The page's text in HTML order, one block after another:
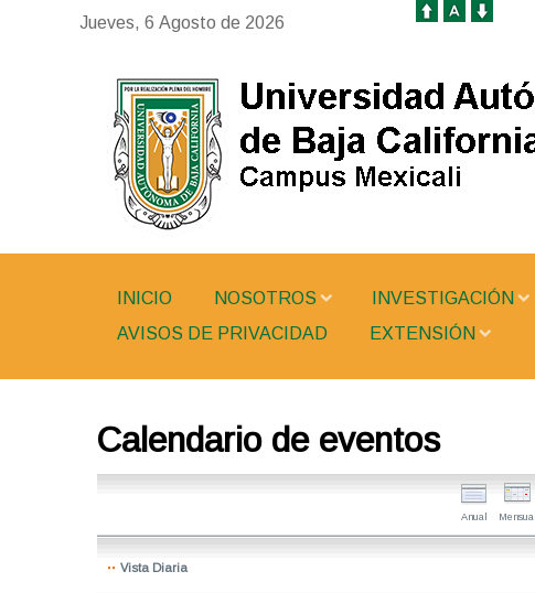
Jueves, 6 Agosto de 2026
INICIO NOSOTROS INVESTIGACIÓN
AVISOS DE PRIVACIDAD
EXTENSIÓN
Calendario de eventos
Anual Mensual
Vista Diaria